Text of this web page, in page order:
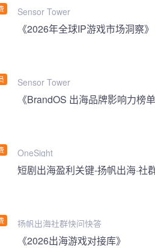
Sensor Tower
《2026年全球IP游戏市场洞察》
Sensor Tower
《BrandOS 出海品牌影响力榜
OneSight
短剧出海盈利关键-扬帆出海·社
扬帆出海社群快问快答
《2026出海游戏对接库》